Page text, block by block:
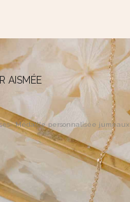
AISMÉE
- Médaille personnalisée jumeaux